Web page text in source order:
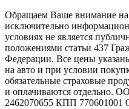
Обращаем Ваше внимание на
исключительно
условиях не является
положениями статьи 437
Федерации. Все цены
на авто и при условии
обязательные страховые
и оплачиваются отдельно.
2462070655 КПП 770601001